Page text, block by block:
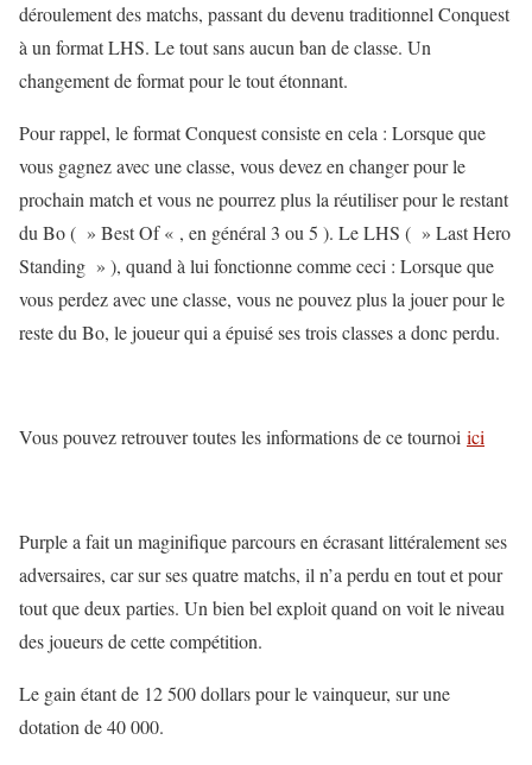
déroulement des matchs, passant du devenu traditionnel Conquest
à un format LHS. Le tout sans aucun ban de classe. Un
changement de format pour le tout étonnant.
Pour rappel, le format Conquest consiste en cela : Lorsque que
vous gagnez avec une classe, vous devez en changer pour le
prochain match et vous ne pourrez plus la réutiliser pour le restant
du Bo ( » Best Of « , en général 3 ou 5 ). Le LHS ( » Last Hero
Standing » ), quand à lui fonctionne comme ceci : Lorsque que
vous perdez avec une classe, vous ne pouvez plus la jouer pour le
reste du Bo, le joueur qui a épuisé ses trois classes a donc perdu.
Vous pouvez retrouver toutes les informations de ce tournoi ici
Purple a fait un maginifique parcours en écrasant littéralement ses
adversaires, car sur ses quatre matchs, il n’a perdu en tout et pour
tout que deux parties. Un bien bel exploit quand on voit le niveau
des joueurs de cette compétition.
Le gain étant de 12 500 dollars pour le vainqueur, sur une
dotation de 40 000.